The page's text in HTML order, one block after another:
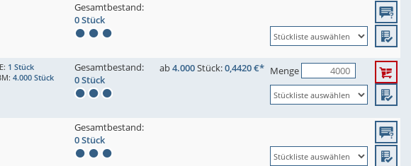
Gesamtbestand:
0 Stück
1 Stück
4.000 Stück
Gesamtbestand:
0 Stück
ab4.000Stück:0,4420 €* Menge
Gesamtbestand:
0 Stück